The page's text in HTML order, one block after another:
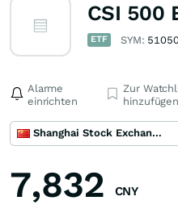
CSI 500
ETF SYM:
Alarme
einrichten
Zur
hinzufügen
Shanghai Stock Exchange
7,832 CNY